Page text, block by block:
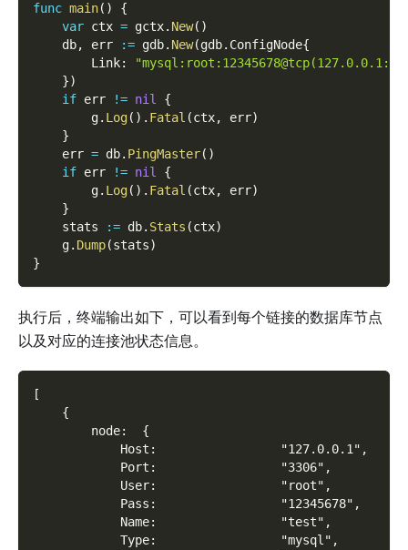
func main( )
{
var ctx = gctx. New( )
    db
, err := gdb. New(gdb. ConfigNode{
        Link
:
})
if err != nil
{
        g
. Log( ) . Fatal (ctx, err)
}
    err
= db. PingMaster( )
if err != nil
{
        g
. Log( ) . Fatal (ctx, err)
}
    stats
:= db. Stats (ctx)
    g
. Dump(stats)
}
执行后，终端输出如下，可以看到每个链接的数据库节点
以及对应的连接池状态信息。
[
    {
        node:  {
            Host:                 "127.0.0.1",
            Port:                 "3306",
            User:                 "root",
            Pass:                 "12345678",
            Name:                 "test",
            Type:                 "mysql",